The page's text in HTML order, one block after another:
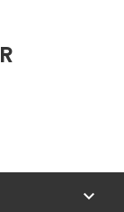
keyboard_arrow_down